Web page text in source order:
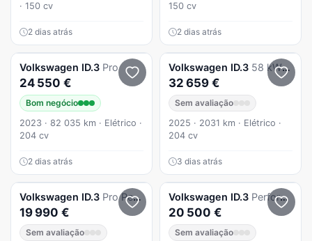
· 150 cv
2 dias atrás
150 cv
2 dias atrás
Volkswagen ID.3 Pro
24 550 €
Bom negócio
2023 · 82 035 km · Elétrico ·
204 cv
2 dias atrás
Volkswagen ID.3 58 kWh Pro
32 659 €
Sem avaliação
2025 · 2031 km · Elétrico ·
204 cv
3 dias atrás
Volkswagen ID.3 Pro Performance 1st
19 990 €
Sem avaliação
Volkswagen ID.3 Performance Upgrade Pro 1st Plus
20 500 €
Sem avaliação